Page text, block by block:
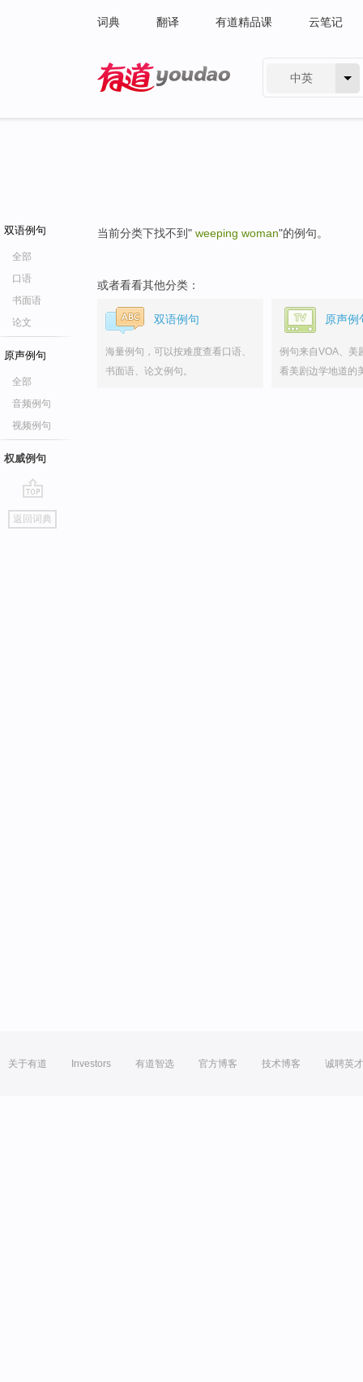
词典 翻译 有道精品课 云笔记
中英
双语例句
全部
口语
书面语
论文
原声例句
全部
音频例句
视频例句
权威例句
go
top
返回词典
当前分类下找不到" weeping woman"的例句。
或者看看其他分类：
双语例句
海量例句，可以按难度查看口语、
书面语、论文例句。
原声例
例句来自VOA、美
看美剧边学地道的
关于有道 Investors 有道智选 官方博客 技术博客 诚聘英才